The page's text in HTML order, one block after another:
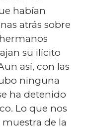
habían
atrás sobre
su ilícito
así, con las
ninguna
ha detenido
Lo que nos
de la